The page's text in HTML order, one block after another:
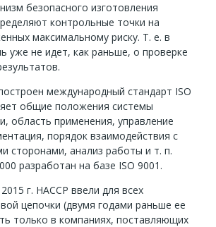
безопасного изготовления
контрольные точки на
максимальному риску. Т. е. в
уже не идет, как раньше, о проверке
международный стандарт ISO
общие положения системы
область применения, управление
порядок взаимодействия с
сторонами, анализ работы и т. п.
разработан на базе ISO 9001.
г. НАССР ввели для всех
цепочки (двумя годами раньше ее
только в компаниях, поставляющих